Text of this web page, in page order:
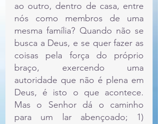
ao outro, dentro de casa, entre
nós como membros de uma
mesma família? Quando não se
busca a Deus, e se quer fazer as
coisas pela força do próprio
braço, exercendo uma
autoridade que não é plena em
Deus, é isto o que acontece.
Mas o Senhor dá o caminho
para um lar abençoado; 1)